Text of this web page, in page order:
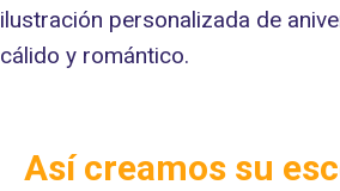
Así creamos su